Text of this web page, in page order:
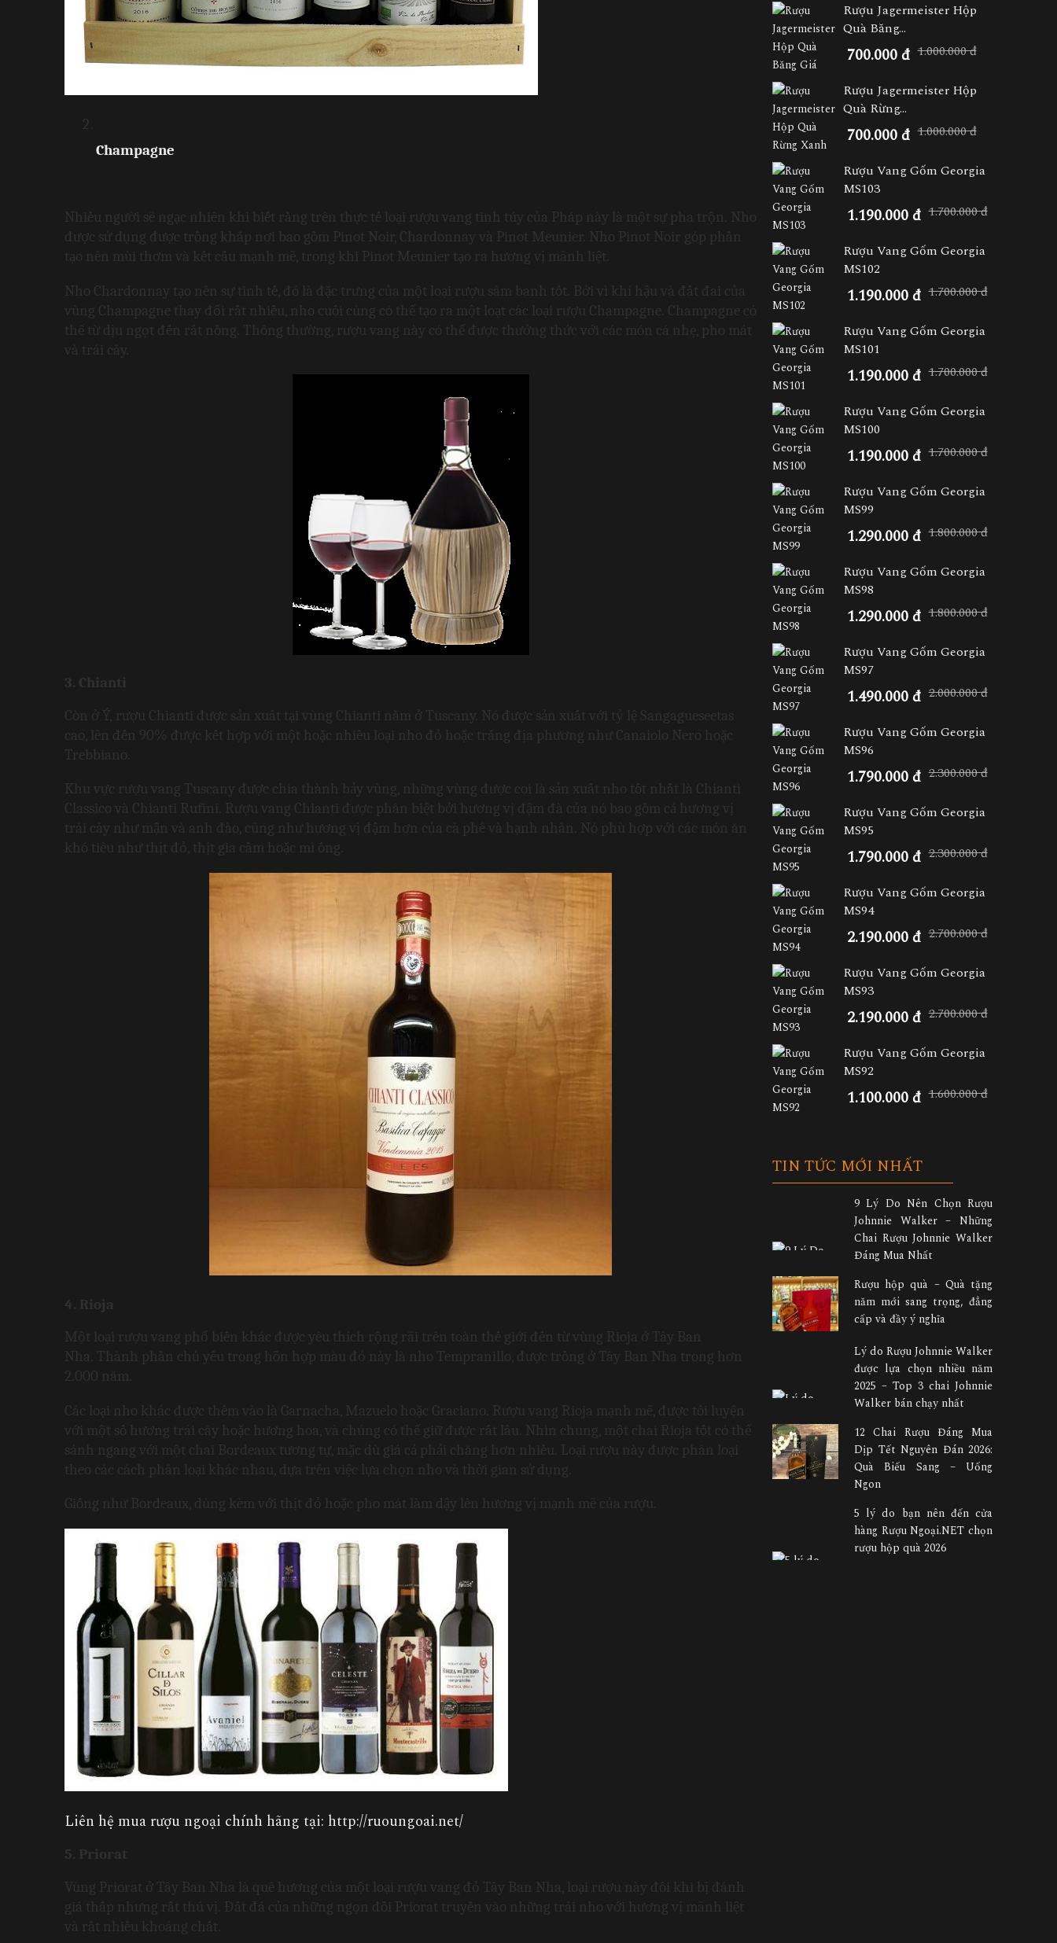
Champagne
Nhiều người sẽ ngạc nhiên khi biết rằng trên thực tế loại rượu vang tinh túy của Pháp này là một sự pha trộn. Nho
được sử dụng được trồng khắp nơi bao gồm Pinot Noir, Chardonnay và Pinot Meunier. Nho Pinot Noir góp phần
tạo nên mùi thơm và kết cấu mạnh mẽ, trong khi Pinot Meunier tạo ra hương vị mãnh liệt.
Nho Chardonnay tạo nên sự tinh tế, đó là đặc trưng của một loại rượu sâm banh tốt. Bởi vì khí hậu và đất đai của
vùng Champagne thay đổi rất nhiều, nho cuối cùng có thể tạo ra một loạt các loại rượu Champagne. Champagne có
thể từ dịu ngọt đến rất nồng. Thông thường, rượu vang này có thể được thưởng thức với các món cá nhẹ, pho mát
và trái cây.
3. Chianti
Còn ở Ý, rượu Chianti được sản xuất tại vùng Chianti nằm ở Tuscany. Nó được sản xuất với tỷ lệ Sangagueseetas
cao, lên đến 90% được kết hợp với một hoặc nhiều loại nho đỏ hoặc trắng địa phương như Canaiolo Nero hoặc
Khu vực rượu vang Tuscany được chia thành bảy vùng, những vùng được coi là sản xuất nho tốt nhất là Chianti
Classico và Chianti Rufini. Rượu vang Chianti được phân biệt bởi hương vị đậm đà của nó bao gồm cả hương vị
trái cây như mận và anh đào, cũng như hương vị đậm hơn của cà phê và hạnh nhân. Nó phù hợp với các món ăn
khó tiêu như thịt đỏ, thịt gia cầm hoặc mì ống.
4. Rioja
Một loại rượu vang phổ biến khác được yêu thích rộng rãi trên toàn thế giới đến từ vùng Rioja ở Tây Ban
Nha. Thành phần chủ yếu trong hỗn hợp màu đỏ này là nho Tempranillo, được trồng ở Tây Ban Nha trong hơn
2.000 năm.
Các loại nho khác được thêm vào là Garnacha, Mazuelo hoặc Graciano. Rượu vang Rioja mạnh mẽ, được tôi luyện
với một số hương trái cây hoặc hương hoa, và chúng có thể giữ được rất lâu. Nhìn chung, một chai Rioja tốt có thể
sánh ngang với một chai Bordeaux tương tự, mặc dù giá cả phải chăng hơn nhiều. Loại rượu này được phân loại
theo các cách phân loại khác nhau, dựa trên việc lựa chọn nho và thời gian sử dụng.
Giống như Bordeaux, dùng kèm với thịt đỏ hoặc pho mát làm dậy lên hương vị mạnh mẽ của rượu.
Liên hệ mua rượu ngoại chính hãng tại: http://ruoungoai.net/
5. Priorat
Vùng Priorat ở Tây Ban Nha là quê hương của một loại rượu vang đỏ Tây Ban Nha, loại rượu này đôi khi bị đánh
giá thấp nhưng rất thú vị. Đất đá của những ngọn đồi Priorat truyền vào những trái nho với hương vị mãnh liệt
và rất nhiều khoáng chất.
Rượu Jagermeister Hộp
Quà Băng...
700.000 đ 1.000.000 đ
Rượu Jagermeister Hộp
Quà Rừng...
700.000 đ 1.000.000 đ
Rượu Vang Gốm Georgia
MS103
1.190.000 đ 1.700.000 đ
Rượu Vang Gốm Georgia
MS102
1.190.000 đ 1.700.000 đ
Rượu Vang Gốm Georgia
MS101
1.190.000 đ 1.700.000 đ
Rượu Vang Gốm Georgia
MS100
1.190.000 đ 1.700.000 đ
Rượu Vang Gốm Georgia
MS99
1.290.000 đ 1.800.000 đ
Rượu Vang Gốm Georgia
MS98
1.290.000 đ 1.800.000 đ
Rượu Vang Gốm Georgia
MS97
1.490.000 đ 2.000.000 đ
Rượu Vang Gốm Georgia
MS96
1.790.000 đ 2.300.000 đ
Rượu Vang Gốm Georgia
MS95
1.790.000 đ 2.300.000 đ
Rượu Vang Gốm Georgia
MS94
2.190.000 đ 2.700.000 đ
Rượu Vang Gốm Georgia
MS93
2.190.000 đ 2.700.000 đ
Rượu Vang Gốm Georgia
MS92
1.100.000 đ 1.600.000 đ
TIN TỨC MỚI NHẤT
9 Lý Do Nên Chọn Rượu
Johnnie Walker – Những
Chai Rượu Johnnie Walker
Đáng Mua Nhất
Rượu hộp quà – Quà tặng
năm mới sang trọng, đẳng
cấp và đầy ý nghĩa
Lý do Rượu Johnnie Walker
được lựa chọn nhiều năm
2025 – Top 3 chai Johnnie
Walker bán chạy nhất
12 Chai Rượu Đáng Mua
Dịp Tết Nguyên Đán 2026:
Quà Biếu Sang – Uống
Ngon
5 lý do bạn nên đến cửa
hàng Rượu Ngoại.NET chọn
rượu hộp quà 2026